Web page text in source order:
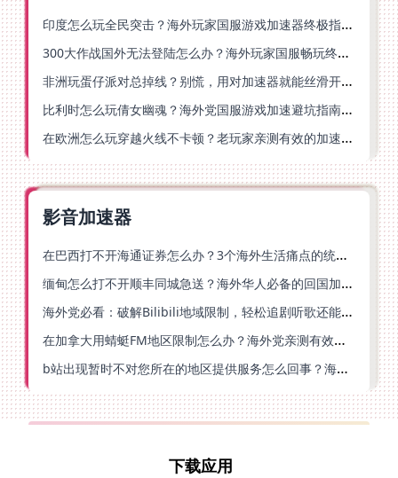
印度怎么玩全民突击？海外玩家国服游戏加速器终极指南（附原神延迟优化+精灵之境加速器选择）
300大作战国外无法登陆怎么办？海外玩家国服畅玩终极指南（附实测推荐）
非洲玩蛋仔派对总掉线？别慌，用对加速器就能丝滑开跑！
比利时怎么玩倩女幽魂？海外党国服游戏加速避坑指南（附实测推荐）
在欧洲怎么玩穿越火线不卡顿？老玩家亲测有效的加速器选择指南
影音加速器
在巴西打不开海通证券怎么办？3个海外生活痛点的统一解决方案
缅甸怎么打不开顺丰同城急送？海外华人必备的回国加速指南（附B站会员游戏解决方案）
海外党必看：破解Bilibili地域限制，轻松追剧听歌还能流畅理财的实用指南
在加拿大用蜻蜓FM地区限制怎么办？海外党亲测有效的回国加速方案
b站出现暂时不对您所在的地区提供服务怎么回事？海外党亲测有效的回国加速方案
下载应用